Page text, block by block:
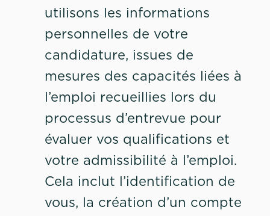
utilisons les informations
personnelles de votre
candidature, issues de
mesures des capacités liées à
l’emploi recueillies lors du
processus d’entrevue pour
évaluer vos qualifications et
votre admissibilité à l’emploi.
Cela inclut l’identification de
vous, la création d’un compte